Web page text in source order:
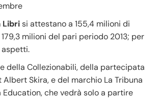
Librisi attestano a 155,4 milioni di
milioni del pari periodo 2013; per
della Collezionabili, della partecipata
Albert Skira, e del marchio La Tribuna
Education, che vedrà solo a partire